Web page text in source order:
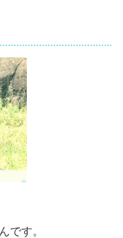
です。